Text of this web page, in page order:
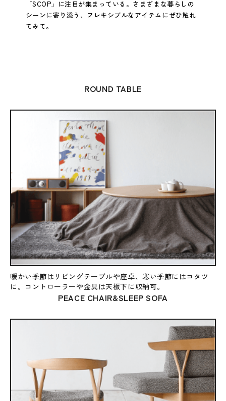
「SCOP」に注目が集まっている。さまざまな暮らしの
シーンに寄り添う、フレキシブルなアイテムにぜひ触れ
てみて。
ROUND TABLE
暖かい季節はリビングテーブルや座卓、寒い季節にはコタツ
に。コントローラーや金具は天板下に収納可。
PEACE CHAIR&SLEEP SOFA